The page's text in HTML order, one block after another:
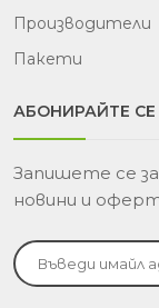
Производители
Пакети
АБОНИРАЙТЕ СЕ
Запишете се
новини и